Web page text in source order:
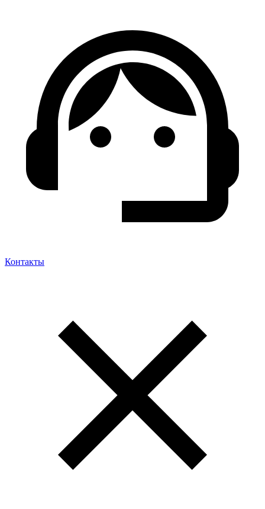
Контакты